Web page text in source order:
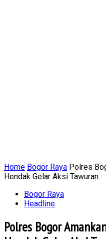
Home Bogor Raya Polres
Hendak Gelar Aksi Tawuran
Bogor Raya
Headline
Polres Bogor